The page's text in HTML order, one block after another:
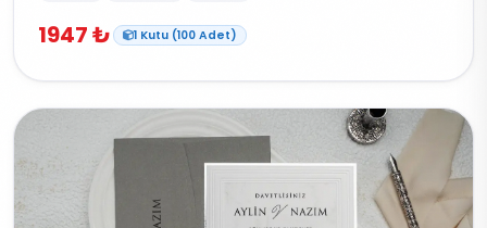
1947 ₺ 1 Kutu (100 Adet)